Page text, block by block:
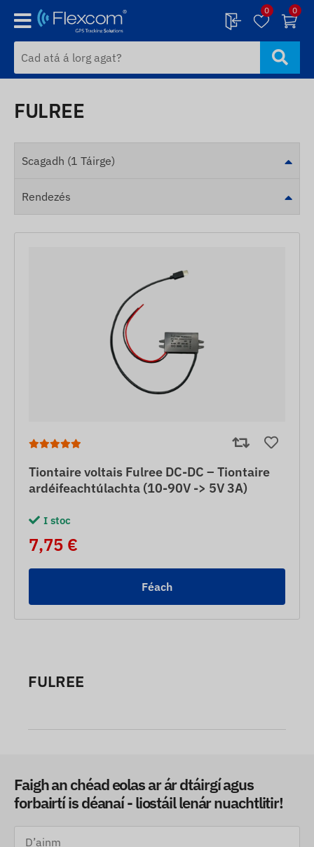
0 0
FULREE
Scagadh (1 Táirge)
Rendezés
Tiontaire voltais Fulree DC-DC – Tiontaire
ardéifeachtúlachta (10-90V -> 5V 3A)
I stoc
7,75 €
Féach
FULREE
Faigh an chéad eolas ar ár dtáirgí agus
forbairtí is déanaí - liostáil lenár nuachtlitir!